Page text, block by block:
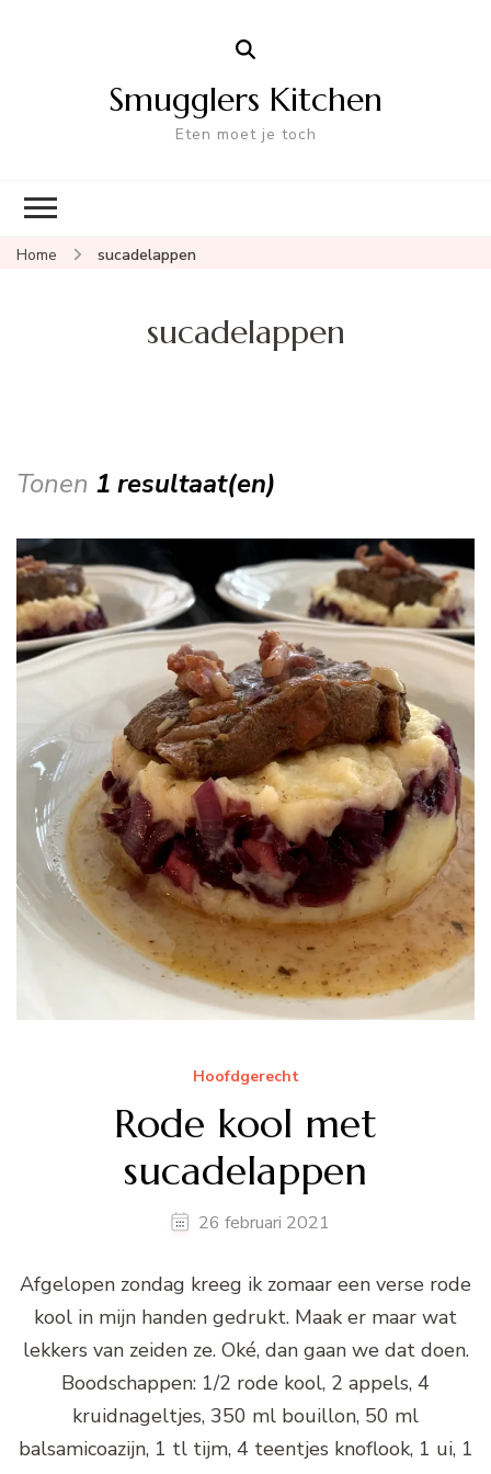
Smugglers Kitchen
Eten moet je toch
Home sucadelappen
sucadelappen
Tonen 1 resultaat(en)
Hoofdgerecht
Rode kool met
sucadelappen
26 februari 2021
Afgelopen zondag kreeg ik zomaar een verse rode
kool in mijn handen gedrukt. Maak er maar wat
lekkers van zeiden ze. Oké, dan gaan we dat doen.
Boodschappen: 1/2 rode kool, 2 appels, 4
kruidnageltjes, 350 ml bouillon, 50 ml
balsamicoazijn, 1 tl tijm, 4 teentjes knoflook, 1 ui, 1